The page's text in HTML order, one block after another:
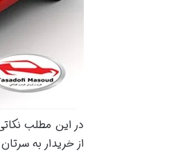
در این مطلب
از خریدار به